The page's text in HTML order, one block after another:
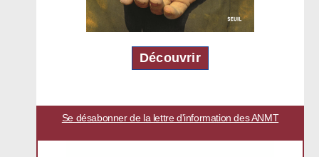
Découvrir
Se désabonner de la lettre d'information des ANMT